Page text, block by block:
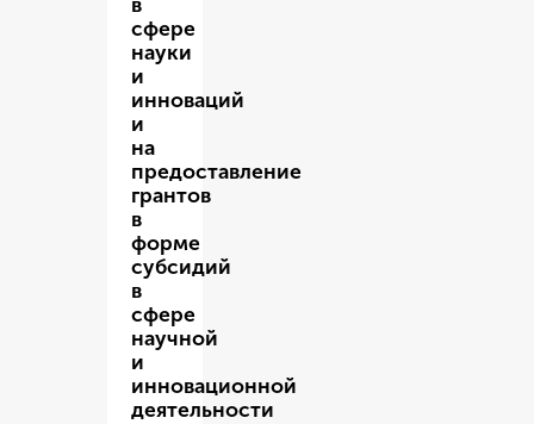
сфере
науки
и
инноваций
и
на
предоставление
грантов
в
форме
субсидий
в
сфере
научной
и
инновационной
деятельности